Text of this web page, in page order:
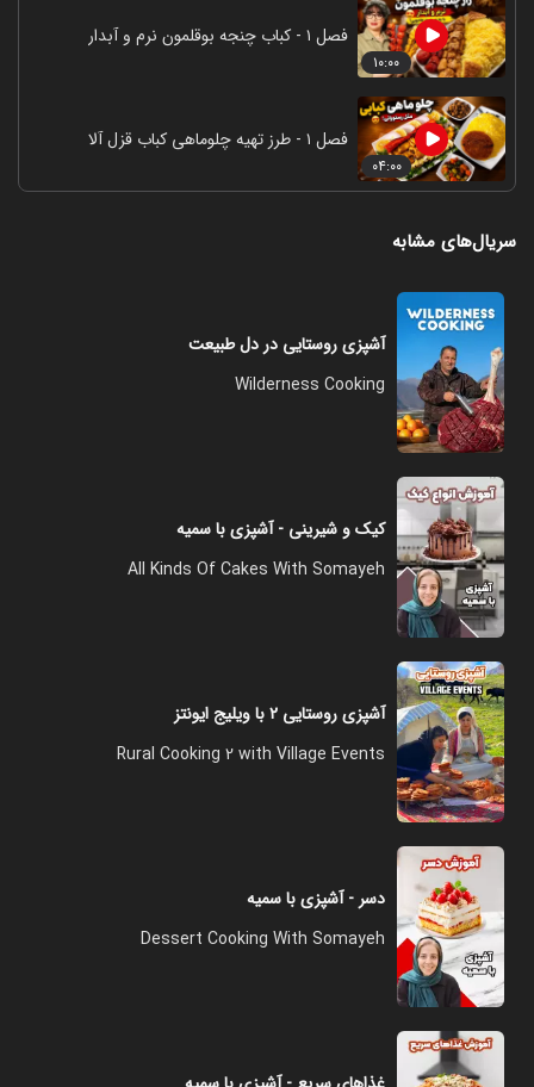
۱۰:۰۰
فصل ۱ - کباب چنجه بوقلمون نرم و آبدار
۰۴:۰۰
فصل ۱ - طرز تهیه چلوماهی کباب قزل آلا
سریال‌های مشابه
آشپزی روستایی در دل طبیعت
Wilderness Cooking
کیک و شیرینی - آشپزی با سمیه
All Kinds Of Cakes With Somayeh
آشپزی روستایی ۲ با ویلیج ایونتز
Rural Cooking 2 with Village Events
دسر - آشپزی با سمیه
Dessert Cooking With Somayeh